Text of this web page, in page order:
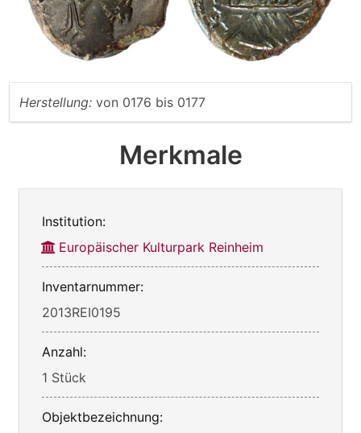
Herstellung: von 0176 bis 0177
Merkmale
Institution:
Europäischer Kulturpark Reinheim
Inventarnummer:
2013REI0195
Anzahl:
1 Stück
Objektbezeichnung: